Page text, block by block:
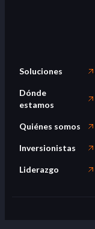
Soluciones
Dónde
estamos
Quiénes somos
Inversionistas
Liderazgo